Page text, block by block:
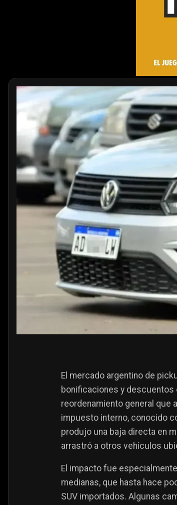
El mercado argentino de
bonificaciones y descuentos
reordenamiento general que
impuesto interno, conocido
produjo una baja directa en
arrastró a otros vehículos
El impacto fue
medianas, que hasta hace
SUV importados. Algunas